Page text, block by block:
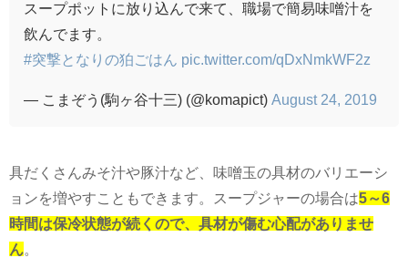
スープポットに放り込んで来て、職場で簡易味噌汁を
飲んでます。
#突撃となりの狛ごはん pic.twitter.com/qDxNmkWF2z
— こまぞう(駒ヶ谷十三) (@komapict) August 24, 2019
具だくさんみそ汁や豚汁など、味噌玉の具材のバリエーシ
ョンを増やすこともできます。スープジャーの場合は5～6
時間は保冷状態が続くので、具材が傷む心配がありませ
ん